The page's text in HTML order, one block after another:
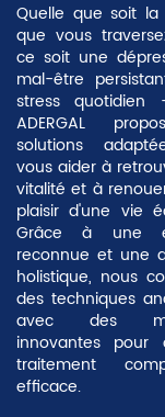
Quelle que soit la
que vous
ce soit une
mal-être
stress quotidien
ADERGAL
solutions
vous aider à
vitalité et à
plaisir d'une vie
Grâce à une
reconnue et une
holistique, nous
des techniques
avec des
innovantes pour
traitement
efficace.